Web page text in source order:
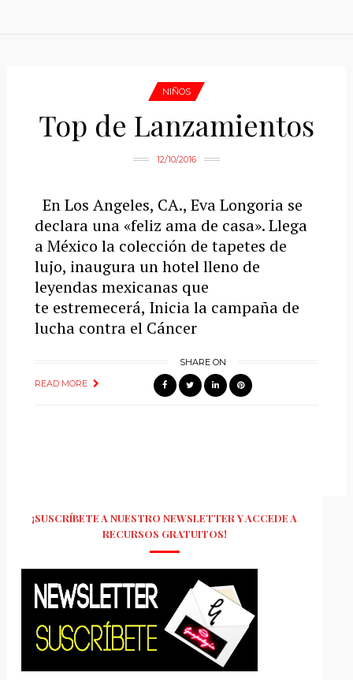
NIÑOS
Top de Lanzamientos
12/10/2016
En Los Angeles, CA., Eva Longoria se
declara una «feliz ama de casa». Llega
a México la colección de tapetes de
lujo, inaugura un hotel lleno de
leyendas mexicanas que
te estremecerá, Inicia la campaña de
lucha contra el Cáncer
READ MORE
SHARE ON
¡SUSCRÍBETE A NUESTRO NEWSLETTER Y ACCEDE A
RECURSOS GRATUITOS!